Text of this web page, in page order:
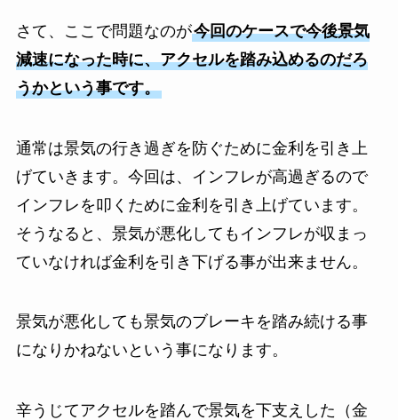
さて、ここで問題なのが今回のケースで今後景気
減速になった時に、アクセルを踏み込めるのだろ
うかという事です。
通常は景気の行き過ぎを防ぐために金利を引き上
げていきます。今回は、インフレが高過ぎるので
インフレを叩くために金利を引き上げています。
そうなると、景気が悪化してもインフレが収まっ
ていなければ金利を引き下げる事が出来ません。
景気が悪化しても景気のブレーキを踏み続ける事
になりかねないという事になります。
辛うじてアクセルを踏んで景気を下支えした（金